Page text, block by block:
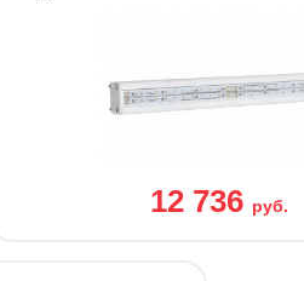
12 736 руб.